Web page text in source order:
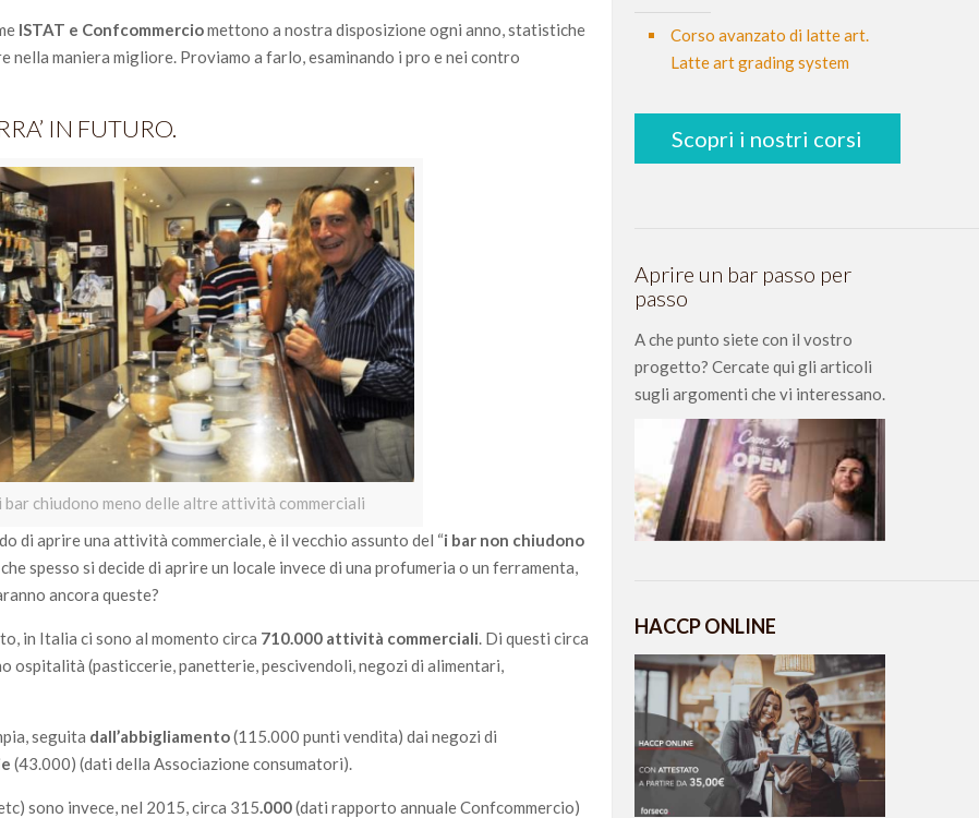
ISTAT e Confcommerciomettono a nostra disposizione ogni anno, statistiche
nella maniera migliore. Proviamo a farlo, esaminando i pro e nei contro
IN FUTURO.
bar chiudono meno delle altre attività commerciali
di aprire una attività commerciale, è il vecchio assunto del “i bar non chiudono
spesso si decide di aprire un locale invece di una profumeria o un ferramenta,
ancora queste?
in Italia ci sono al momento circa 710.000 attività commerciali. Di questi circa
ospitalità (pasticcerie, panetterie, pescivendoli, negozi di alimentari,
seguita dall’abbigliamento(115.000 punti vendita) dai negozi di
(43.000) (dati della Associazione consumatori).
sono invece, nel 2015, circa 315.000(dati rapporto annuale Confcommercio)
Corso avanzato di latte art.
Latte art grading system
Scopri i nostri corsi
Aprire un bar passo per
passo
A che punto siete con il vostro
progetto? Cercate qui gli articoli
sugli argomenti che vi interessano.
HACCP ONLINE